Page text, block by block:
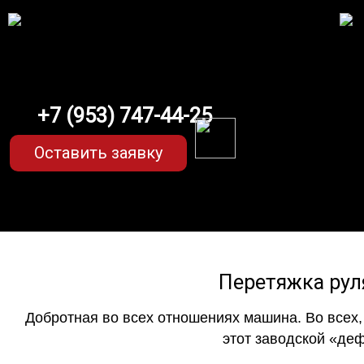
+7 (953) 747-44-25
Оставить заявку
Перетяжка
Добротная во всех отношениях машина. Во
этот заводской